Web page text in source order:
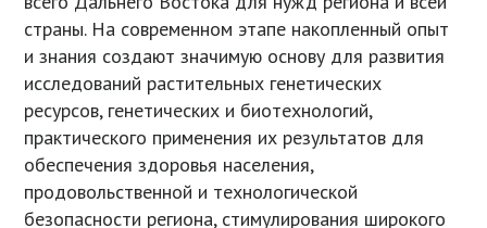
страны. На современном этапе накопленный опыт
и знания создают значимую основу для развития
исследований растительных генетических
ресурсов, генетических и биотехнологий,
практического применения их результатов для
обеспечения здоровья населения,
продовольственной и технологической
безопасности региона, стимулирования широкого